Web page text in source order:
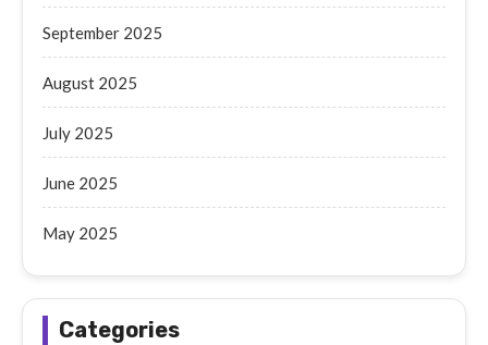
September 2025
August 2025
July 2025
June 2025
May 2025
Categories